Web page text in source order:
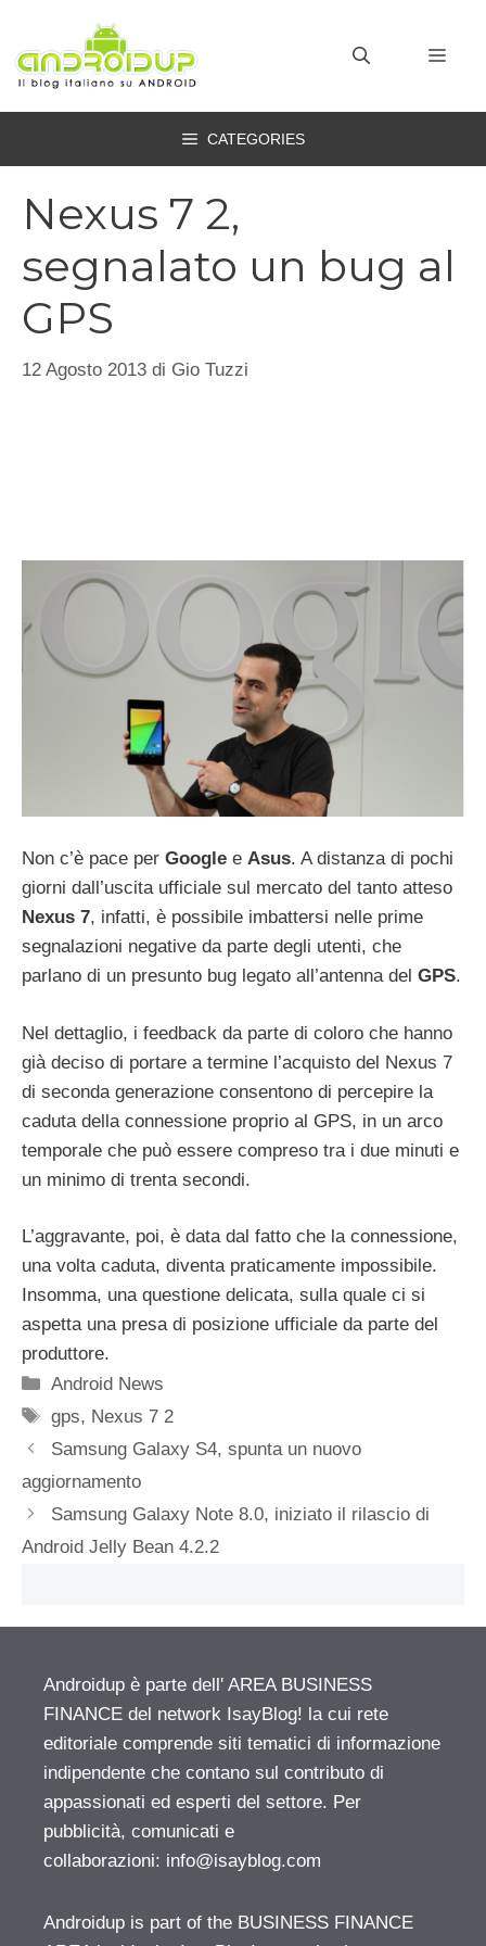
contenuto
CATEGORIES
Nexus 7 2,
segnalato un bug al
GPS
12 Agosto 2013 di Gio Tuzzi
Non c’è pace per Google e Asus. A distanza di pochi
giorni dall’uscita ufficiale sul mercato del tanto atteso
Nexus 7, infatti, è possibile imbattersi nelle prime
segnalazioni negative da parte degli utenti, che
parlano di un presunto bug legato all’antenna del GPS.
Nel dettaglio, i feedback da parte di coloro che hanno
già deciso di portare a termine l’acquisto del Nexus 7
di seconda generazione consentono di percepire la
caduta della connessione proprio al GPS, in un arco
temporale che può essere compreso tra i due minuti e
un minimo di trenta secondi.
L’aggravante, poi, è data dal fatto che la connessione,
una volta caduta, diventa praticamente impossibile.
Insomma, una questione delicata, sulla quale ci si
aspetta una presa di posizione ufficiale da parte del
produttore.
Categorie
Android News
Tag
gps, Nexus 7 2
Samsung Galaxy S4, spunta un nuovo
aggiornamento
Samsung Galaxy Note 8.0, iniziato il rilascio di
Android Jelly Bean 4.2.2
Androidup è parte dell' AREA BUSINESS
FINANCE del network IsayBlog! la cui rete
editoriale comprende siti tematici di informazione
indipendente che contano sul contributo di
appassionati ed esperti del settore. Per
pubblicità, comunicati e
collaborazioni: info@isayblog.com
Androidup is part of the BUSINESS FINANCE